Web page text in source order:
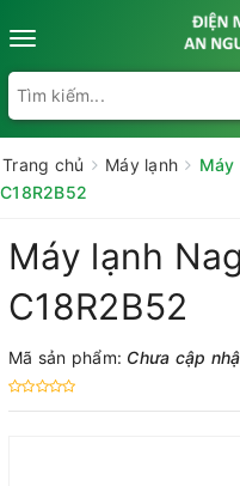
Toggle
Trang chủ Máy lạnh
Máy
C18R2B52
Máy lạnh
C18R2B52
Mã sản phẩm: Chưa cập